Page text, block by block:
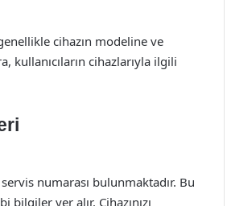
cihazın modeline ve
cihazlarıyla ilgili
numarası bulunmaktadır. Bu
yer alır. Cihazınızı